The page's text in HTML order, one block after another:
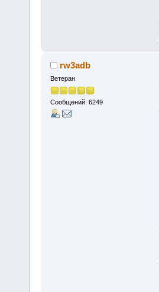
rw3adb
Ветеран
Сообщений: 6249